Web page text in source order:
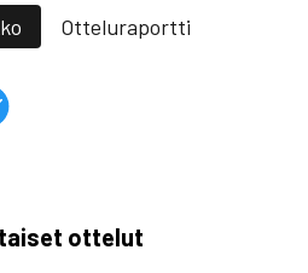
Otteluraportti
ottelut